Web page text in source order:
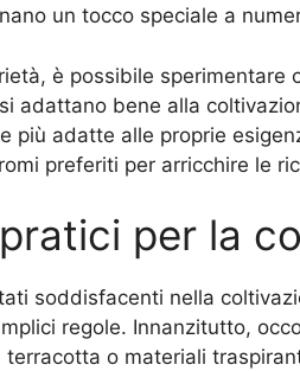
un tocco speciale a
è possibile sperimentare
adattano bene alla
più adatte alle proprie
preferiti per arricchire le
per la
soddisfacenti nella
regole. Innanzitutto,
o materiali